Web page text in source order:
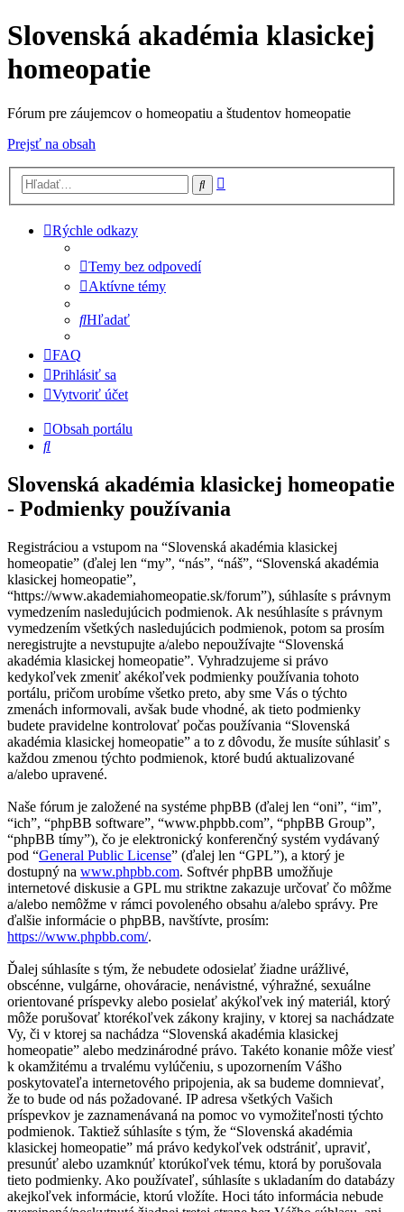
Slovenská akadémia klasickej
homeopatie
Fórum pre záujemcov o homeopatiu a študentov homeopatie
Prejsť na obsah
Hľadať
Rýchle odkazy
Temy bez odpovedí
Aktívne témy
Hľadať
FAQ
Prihlásiť sa
Vytvoriť účet
Obsah portálu
Hľadať
Slovenská akadémia klasickej homeopatie
- Podmienky používania
Registráciou a vstupom na “Slovenská akadémia klasickej
homeopatie” (ďalej len “my”, “nás”, “náš”, “Slovenská akadémia
klasickej homeopatie”,
“https://www.akademiahomeopatie.sk/forum”), súhlasíte s právnym
vymedzením nasledujúcich podmienok. Ak nesúhlasíte s právnym
vymedzením všetkých nasledujúcich podmienok, potom sa prosím
neregistrujte a nevstupujte a/alebo nepoužívajte “Slovenská
akadémia klasickej homeopatie”. Vyhradzujeme si právo
kedykoľvek zmeniť akékoľvek podmienky používania tohoto
portálu, pričom urobíme všetko preto, aby sme Vás o týchto
zmenách informovali, avšak bude vhodné, ak tieto podmienky
budete pravidelne kontrolovať počas používania “Slovenská
akadémia klasickej homeopatie” a to z dôvodu, že musíte súhlasiť s
každou zmenou týchto podmienok, ktoré budú aktualizované
a/alebo upravené.
Naše fórum je založené na systéme phpBB (ďalej len “oni”, “im”,
“ich”, “phpBB software”, “www.phpbb.com”, “phpBB Group”,
“phpBB tímy”), čo je elektronický konferenčný systém vydávaný
pod “General Public License” (ďalej len “GPL”), a ktorý je
dostupný na www.phpbb.com. Softvér phpBB umožňuje
internetové diskusie a GPL mu striktne zakazuje určovať čo môžme
a/alebo nemôžme v rámci povoleného obsahu a/alebo správy. Pre
ďalšie informácie o phpBB, navštívte, prosím:
https://www.phpbb.com/.
Ďalej súhlasíte s tým, že nebudete odosielať žiadne urážlivé,
obscénne, vulgárne, ohováracie, nenávistné, výhražné, sexuálne
orientované príspevky alebo posielať akýkoľvek iný materiál, ktorý
môže porušovať ktorékoľvek zákony krajiny, v ktorej sa nachádzate
Vy, či v ktorej sa nachádza “Slovenská akadémia klasickej
homeopatie” alebo medzinárodné právo. Takéto konanie môže viesť
k okamžitému a trvalému vylúčeniu, s upozornením Vášho
poskytovateľa internetového pripojenia, ak sa budeme domnievať,
že to bude od nás požadované. IP adresa všetkých Vašich
príspevkov je zaznamenávaná na pomoc vo vymožiteľnosti týchto
podmienok. Taktiež súhlasíte s tým, že “Slovenská akadémia
klasickej homeopatie” má právo kedykoľvek odstrániť, upraviť,
presunúť alebo uzamknúť ktorúkoľvek tému, ktorá by porušovala
tieto podmienky. Ako používateľ, súhlasíte s ukladaním do databázy
akejkoľvek informácie, ktorú vložíte. Hoci táto informácia nebude